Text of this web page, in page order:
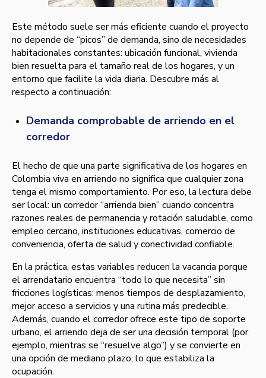
Este método suele ser más eficiente cuando el proyecto
no depende de “picos” de demanda, sino de necesidades
habitacionales constantes: ubicación funcional, vivienda
bien resuelta para el tamaño real de los hogares, y un
entorno que facilite la vida diaria. Descubre más al
respecto a continuación:
Demanda comprobable de arriendo en el
corredor
El hecho de que una parte significativa de los hogares en
Colombia viva en arriendo no significa que cualquier zona
tenga el mismo comportamiento. Por eso, la lectura debe
ser local: un corredor “arrienda bien” cuando concentra
razones reales de permanencia y rotación saludable, como
empleo cercano, instituciones educativas, comercio de
conveniencia, oferta de salud y conectividad confiable.
En la práctica, estas variables reducen la vacancia porque
el arrendatario encuentra “todo lo que necesita” sin
fricciones logísticas: menos tiempos de desplazamiento,
mejor acceso a servicios y una rutina más predecible.
Además, cuando el corredor ofrece este tipo de soporte
urbano, el arriendo deja de ser una decisión temporal (por
ejemplo, mientras se “resuelve algo”) y se convierte en
una opción de mediano plazo, lo que estabiliza la
ocupación.